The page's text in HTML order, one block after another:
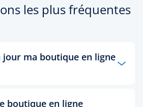
les plus fréquentes
jour ma boutique en ligne
gérez votre contrat, ou
boutique en ligne